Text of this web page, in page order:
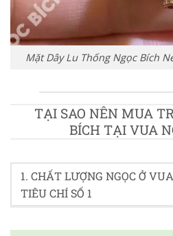
Mặt Dây Lu Thống Ngọc Bích
TẠI SAO NÊN MUA
BÍCH TẠI VUA
1. CHẤT LƯỢNG NGỌC Ở
TIÊU CHÍ SỐ 1